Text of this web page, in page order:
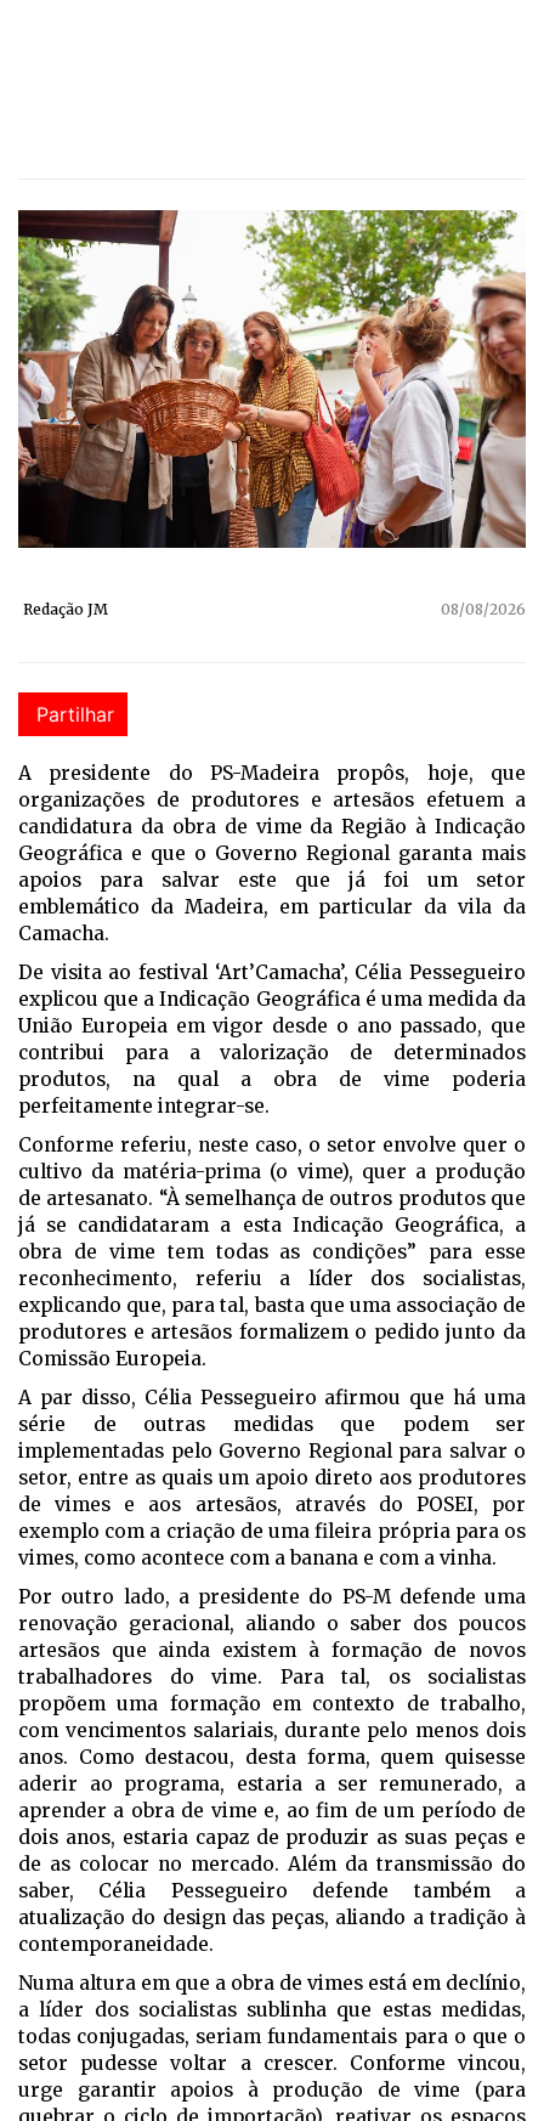
Redação JM 08/08/2026
Partilhar
A presidente do PS-Madeira propôs, hoje, que
organizações de produtores e artesãos efetuem a
candidatura da obra de vime da Região à Indicação
Geográfica e que o Governo Regional garanta mais
apoios para salvar este que já foi um setor
emblemático da Madeira, em particular da vila da
Camacha.
De visita ao festival ‘Art’Camacha’, Célia Pessegueiro
explicou que a Indicação Geográfica é uma medida da
União Europeia em vigor desde o ano passado, que
contribui para a valorização de determinados
produtos, na qual a obra de vime poderia
perfeitamente integrar-se.
Conforme referiu, neste caso, o setor envolve quer o
cultivo da matéria-prima (o vime), quer a produção
de artesanato. “À semelhança de outros produtos que
já se candidataram a esta Indicação Geográfica, a
obra de vime tem todas as condições” para esse
reconhecimento, referiu a líder dos socialistas,
explicando que, para tal, basta que uma associação de
produtores e artesãos formalizem o pedido junto da
Comissão Europeia.
A par disso, Célia Pessegueiro afirmou que há uma
série de outras medidas que podem ser
implementadas pelo Governo Regional para salvar o
setor, entre as quais um apoio direto aos produtores
de vimes e aos artesãos, através do POSEI, por
exemplo com a criação de uma fileira própria para os
vimes, como acontece com a banana e com a vinha.
Por outro lado, a presidente do PS-M defende uma
renovação geracional, aliando o saber dos poucos
artesãos que ainda existem à formação de novos
trabalhadores do vime. Para tal, os socialistas
propõem uma formação em contexto de trabalho,
com vencimentos salariais, durante pelo menos dois
anos. Como destacou, desta forma, quem quisesse
aderir ao programa, estaria a ser remunerado, a
aprender a obra de vime e, ao fim de um período de
dois anos, estaria capaz de produzir as suas peças e
de as colocar no mercado. Além da transmissão do
saber, Célia Pessegueiro defende também a
atualização do design das peças, aliando a tradição à
contemporaneidade.
Numa altura em que a obra de vimes está em declínio,
a líder dos socialistas sublinha que estas medidas,
todas conjugadas, seriam fundamentais para o que o
setor pudesse voltar a crescer. Conforme vincou,
urge garantir apoios à produção de vime (para